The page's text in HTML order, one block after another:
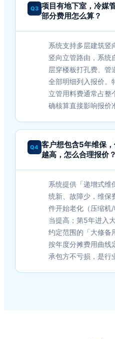
Q3 项目有地下室，冷媒
部分费用怎么算？
系统支持多层建筑竖
竖向立管路由，系统
层穿楼板打孔费、管
全部明细列入报价。
立管用料费通常占整
确核算直接影响报价
Q4 客户想包含5年维保
越高，怎么合理报价？
系统提供「递增式维
统新、故障少，维保
件开始老化（压缩机
当提高；第5年进入
约定范围的「大修备
按年度分摊费用曲线
承包方不亏损，是行